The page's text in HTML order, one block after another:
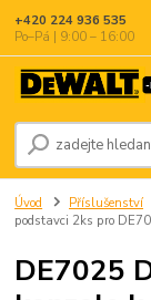
+420 224 936 535
Po–Pá | 9:00 – 16:00
Úvod Příslušenství
podstavci 2ks pro
DE7025